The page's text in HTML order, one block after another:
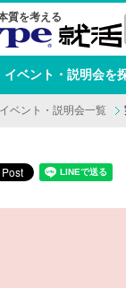
質を考える
イベント・説明会を
イベント・説明会一覧